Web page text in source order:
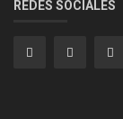
REDES SOCIALES